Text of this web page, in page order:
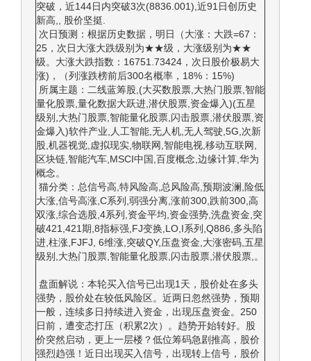
突破，近144日内突破3次(8836.001),近91日创历史
新高,, 股价坚挺.
次日预测：根据历史数据，明日（大涨：大跌=67：
25，次日大涨大跌级别为★★级，大涨级别为★★
级。大涨大跌指数：16751.73424，次日股价极易大
涨)，（列涨跌榜前后300名概率，18%：15%)
所属主题：二线蓝筹股,(大买数股票,大热门股票,智能
量化股票,量化数据大跃进,潜伏股票,资金爆入)(五星
级别,大热门股票,智能量化股票,闪击股票,潜伏股票,资
金爆入)软件产业,人工智能,无人机,无人驾驶,5G,次新
股,机器视觉,虚拟现实,物联网,智能电视,移动互联网,
区块链,智能汽车,MSCI中国,百度概念,边缘计算,华为
概念。
猫分类：总信号高,特风险高,总风险高,预期波澜,险低
大涨,信号高涨,C系列,弱强分离,涨前300,跌前300,高
双涨,综合选股,4系列,资金平均,资金强势,洗盘资金,突
破421,421期,8指标强,FJ变换,LO,I系列,Q886,多头陷
进,柱涨,FJFJ, 6维涨,突破QY,压盘资金,大涨密码,五星
级别,大热门股票,智能量化股票,闪击股票,潜伏股票,。
盘面解说：本轮买入信号已出现1天，股价处在多头
强势，股价处在较低风险区。近两日忽然强势，预期
一般，连续多日持续进入资金，出现压盘资金。250
日前，遭变态打压（积累2次）。趋势开始转好。股
价突然启动，更上一层楼？低位筹码急剧推高，股价
强烈趋强！近日出现买入信号，出现转上信号，股价